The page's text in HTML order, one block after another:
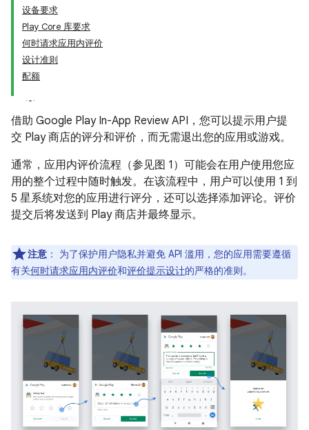
设备要求
Play Core 库要求
何时请求应用内评价
设计准则
配额
借助 Google Play In-App Review API，您可以提示用户提
交 Play 商店的评分和评价，而无需退出您的应用或游戏。
通常，应用内评价流程（参见图 1）可能会在用户使用您应
用的整个过程中随时触发。在该流程中，用户可以使用 1 到
5 星系统对您的应用进行评分，还可以选择添加评论。评价
提交后将发送到 Play 商店并最终显示。
注意 ：
为了保护用户隐私并避免 API 滥用，您的应用需要遵循
有关何时请求应用内评价和评价提示设计的严格的准则。